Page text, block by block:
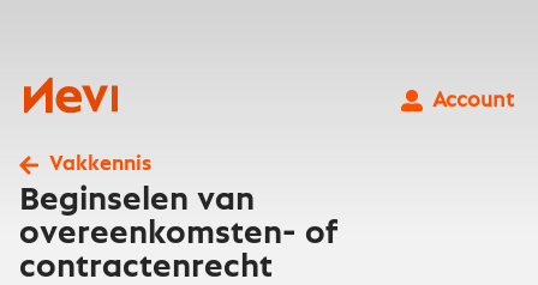
Nevi
Account
Vakkennis
Beginselen van
overeenkomsten- of
contractenrecht